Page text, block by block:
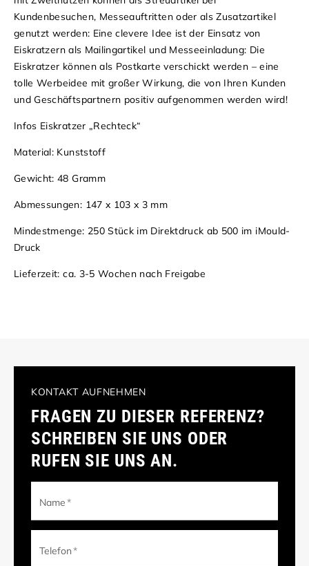
Kundenbesuchen, Messeauftritten oder als Zusatzartikel
genutzt werden: Eine clevere Idee ist der Einsatz von
Eiskratzern als Mailingartikel und Messeeinladung: Die
Eiskratzer können als Postkarte verschickt werden – eine
tolle Werbeidee mit großer Wirkung, die von Ihren Kunden
und Geschäftspartnern positiv aufgenommen werden wird!
Infos Eiskratzer „Rechteck“
Material: Kunststoff
Gewicht: 48 Gramm
Abmessungen: 147 x 103 x 3 mm
Mindestmenge: 250 Stück im Direktdruck ab 500 im iMould-
Druck
Lieferzeit: ca. 3-5 Wochen nach Freigabe
KONTAKT AUFNEHMEN
FRAGEN ZU DIESER REFERENZ?
SCHREIBEN SIE UNS ODER
RUFEN SIE UNS AN.
Name*
Telefon*